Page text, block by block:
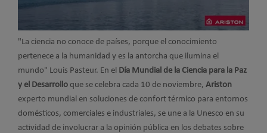
"La ciencia no conoce de países, porque el conocimiento
pertenece a la humanidad y es la antorcha que ilumina el
mundo" Louis Pasteur. En el Día Mundial de la Ciencia para la Paz
y el Desarrollo que se celebra cada 10 de noviembre, Ariston
experto mundial en soluciones de confort térmico para entornos
domésticos, comerciales e industriales, se une a la Unesco en su
actividad de involucrar a la opinión pública en los debates sobre